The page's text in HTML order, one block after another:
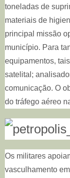
toneladas de
materiais de
principal missão
município. Para
equipamentos,
satelital;
comunicação. O
do tráfego aéreo
Os militares
vasculhamento